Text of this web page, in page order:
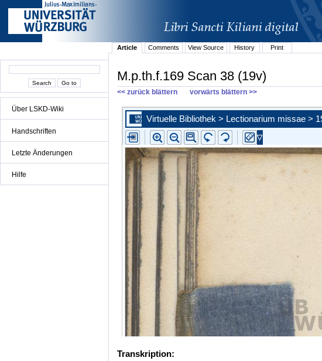
Über LSKD-Wiki
Handschriften
Letzte Änderungen
Hilfe
Article
Comments View Source History Print
M.p.th.f.169 Scan 38 (19v)
<< zurück blättern vorwärts blättern >>
Transkription: